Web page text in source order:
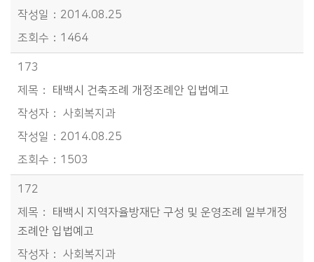
2014.08.25
1464
173
태백시 건축조례 개정조례안 입법예고
사회복지과
2014.08.25
1503
172
태백시 지역자율방재단 구성 및 운영조례 일부개정
조례안 입법예고
사회복지과